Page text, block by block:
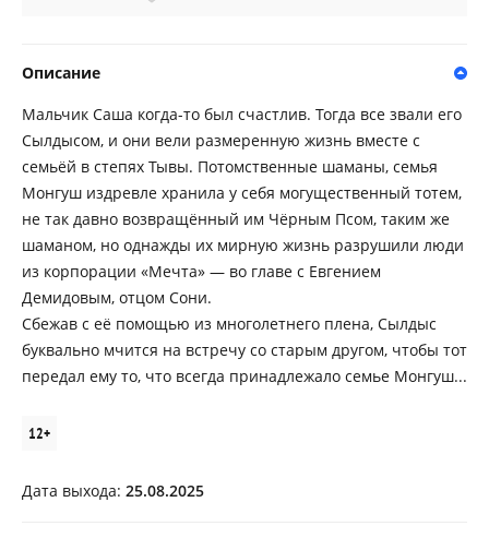
Описание
Мальчик Саша когда-то был счастлив. Тогда все звали его
Сылдысом, и они вели размеренную жизнь вместе с
семьёй в степях Тывы. Потомственные шаманы, семья
Монгуш издревле хранила у себя могущественный тотем,
не так давно возвращённый им Чёрным Псом, таким же
шаманом, но однажды их мирную жизнь разрушили люди
из корпорации «Мечта» — во главе с Евгением
Демидовым, отцом Сони.
Сбежав с её помощью из многолетнего плена, Сылдыс
буквально мчится на встречу со старым другом, чтобы тот
передал ему то, что всегда принадлежало семье Монгуш...
12+
Дата выхода: 25.08.2025